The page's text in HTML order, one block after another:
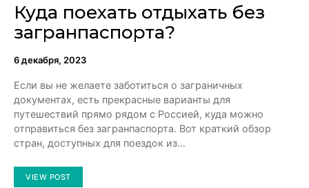
Куда поехать отдыхать без
загранпаспорта?
6 декабря, 2023
Если вы не желаете заботиться о заграничных
документах, есть прекрасные варианты для
путешествий прямо рядом с Россией, куда можно
отправиться без загранпаспорта. Вот краткий обзор
стран, доступных для поездок из…
VIEW POST